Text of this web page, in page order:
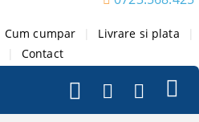
Cum cumpar Livrare si plata
Contact